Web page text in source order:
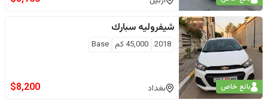
بائع خاص
شيفروليه سبارك
2018
45,000كم Base
بغداد $8,200